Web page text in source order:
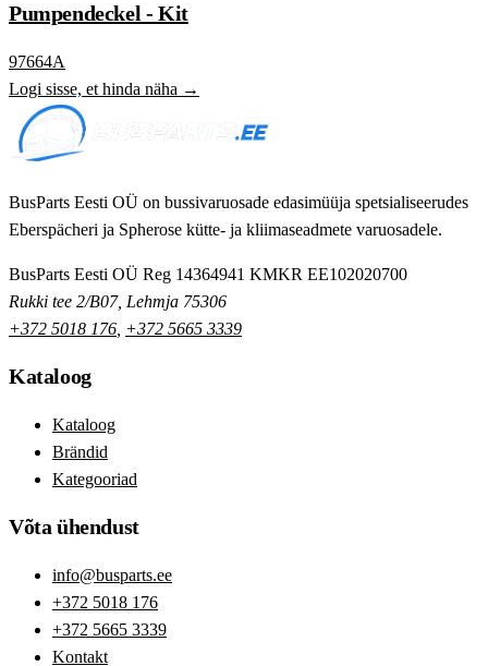
Pumpendeckel - Kit
97664A
Logi sisse, et hinda näha →
BusParts Eesti OÜ on bussivaruosade edasimüüja spetsialiseerudes
Eberspächeri ja Spherose kütte- ja kliimaseadmete varuosadele.
BusParts Eesti OÜ Reg 14364941 KMKR EE102020700
Rukki tee 2/B07, Lehmja 75306
+372 5018 176 +372 5665 3339
Kataloog
Kataloog
Brändid
Kategooriad
Võta ühendust
info@busparts.ee
+372 5018 176
+372 5665 3339
Kontakt